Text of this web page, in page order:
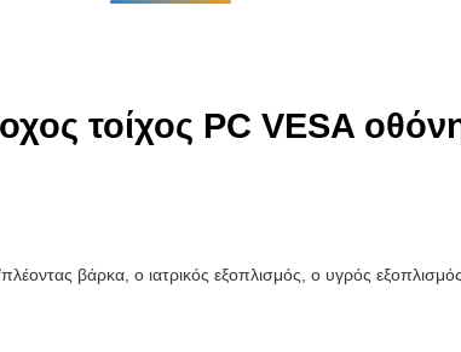
τοίχος PC VESA
βάρκα, ο ιατρικός εξοπλισμός, ο υγρός